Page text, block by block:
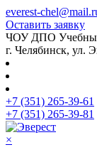
everest-
Оставить заявку
ЧОУ ДПО
г. Челябинск, ул.
+7 (351) 265-39-61
+7 (351) 265-39-81
×